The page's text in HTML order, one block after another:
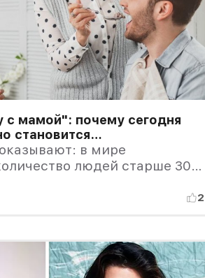
с мамой": почему сегодня
становится
в мире
людей старше 30
2